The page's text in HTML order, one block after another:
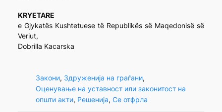
KRYETARE
e Gjykatës Kushtetuese të Republikës së Maqedonisë së
Veriut,
Dobrilla Kacarska
Закони, Здруженија на граѓани
Оценување на уставност или законитост на
општи акти, Решенија, Се отфрла